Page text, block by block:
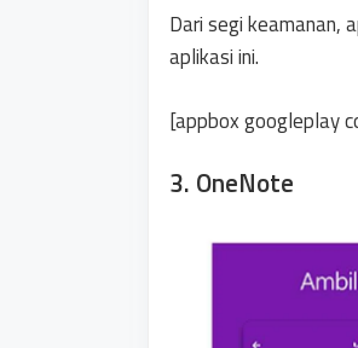
Dari segi keamanan,
aplikasi ini.
[appbox googleplay
3. OneNote